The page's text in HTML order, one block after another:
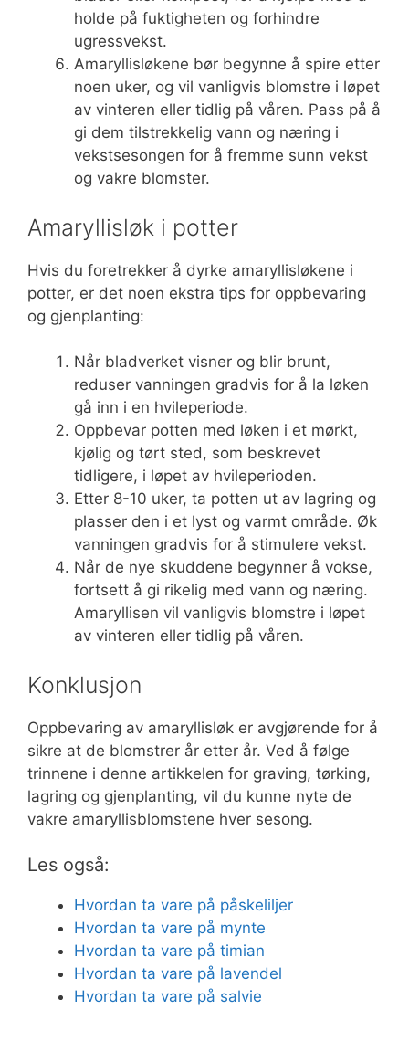
holde på fuktigheten og forhindre
ugressvekst.
Amaryllisløkene bør begynne å spire etter
noen uker, og vil vanligvis blomstre i løpet
av vinteren eller tidlig på våren. Pass på å
gi dem tilstrekkelig vann og næring i
vekstsesongen for å fremme sunn vekst
og vakre blomster.
Amaryllisløk i potter
Hvis du foretrekker å dyrke amaryllisløkene i
potter, er det noen ekstra tips for oppbevaring
og gjenplanting:
Når bladverket visner og blir brunt,
reduser vanningen gradvis for å la løken
gå inn i en hvileperiode.
Oppbevar potten med løken i et mørkt,
kjølig og tørt sted, som beskrevet
tidligere, i løpet av hvileperioden.
Etter 8-10 uker, ta potten ut av lagring og
plasser den i et lyst og varmt område. Øk
vanningen gradvis for å stimulere vekst.
Når de nye skuddene begynner å vokse,
fortsett å gi rikelig med vann og næring.
Amaryllisen vil vanligvis blomstre i løpet
av vinteren eller tidlig på våren.
Konklusjon
Oppbevaring av amaryllisløk er avgjørende for å
sikre at de blomstrer år etter år. Ved å følge
trinnene i denne artikkelen for graving, tørking,
lagring og gjenplanting, vil du kunne nyte de
vakre amaryllisblomstene hver sesong.
Les også:
Hvordan ta vare på påskeliljer
Hvordan ta vare på mynte
Hvordan ta vare på timian
Hvordan ta vare på lavendel
Hvordan ta vare på salvie